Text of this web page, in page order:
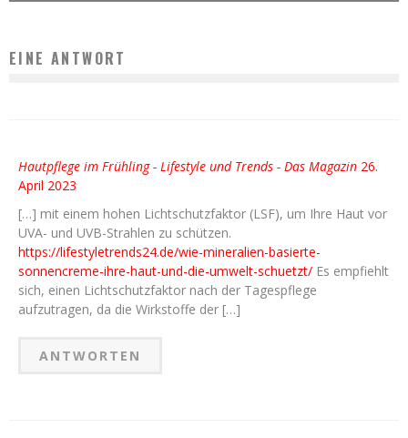
EINE ANTWORT
Hautpflege im Frühling - Lifestyle und Trends - Das Magazin 26.
April 2023
[…] mit einem hohen Lichtschutzfaktor (LSF), um Ihre Haut vor
UVA- und UVB-Strahlen zu schützen.
https://lifestyletrends24.de/wie-mineralien-basierte-
sonnencreme-ihre-haut-und-die-umwelt-schuetzt/ Es empfiehlt
sich, einen Lichtschutzfaktor nach der Tagespflege
aufzutragen, da die Wirkstoffe der […]
ANTWORTEN